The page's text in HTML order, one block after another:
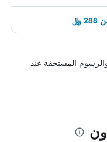
المستحقة عند